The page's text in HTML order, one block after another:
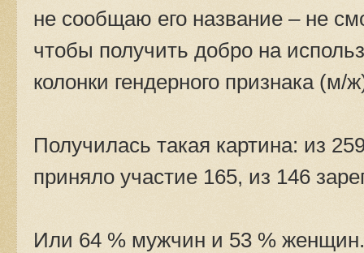
не сообщаю его название – не
чтобы получить добро на
колонки гендерного признака
Получилась такая картина: из
приняло участие 165, из 146
Или 64 % мужчин и 53 % женщин.